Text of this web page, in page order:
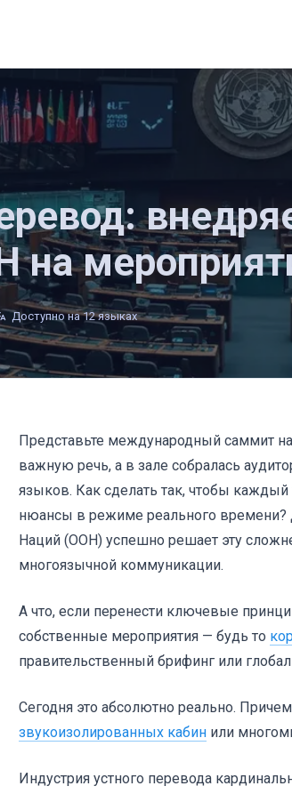
на
Доступно на 12 языках
Представьте международный саммит
важную речь, а в зале собралась
языков. Как сделать так, чтобы
нюансы в режиме реального времени?
Наций (ООН) успешно решает эту
многоязычной коммуникации.
А что, если перенести ключевые
собственные мероприятия — будь то
правительственный брифинг или
Сегодня это абсолютно реально.
звукоизолированных кабин или
Индустрия устного перевода